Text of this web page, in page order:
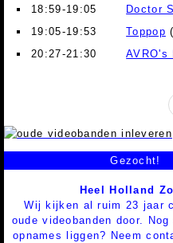
18:59-19:05
Doctor
19:05-19:53
Toppop
20:27-21:30
AVRO's
Gezocht!
Heel Holland
Wij kijken al ruim 23 jaar
oude videobanden door.
opnames liggen? Neem